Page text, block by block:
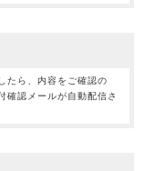
たら、内容をご確認の
確認メールが自動配信さ